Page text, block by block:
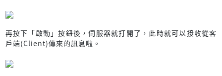
再按下「啟動」按鈕後，伺服器就打開了，此時就可以接收從客
戶端(Client)傳來的訊息啦。